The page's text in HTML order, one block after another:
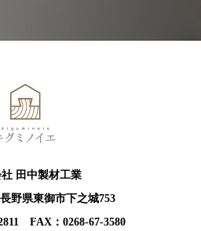
田中製材工業
野県東御市下之城753
FAX：0268-67-3580